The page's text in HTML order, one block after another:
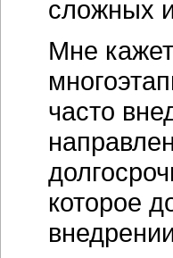
сложных
Мне
часто
которое